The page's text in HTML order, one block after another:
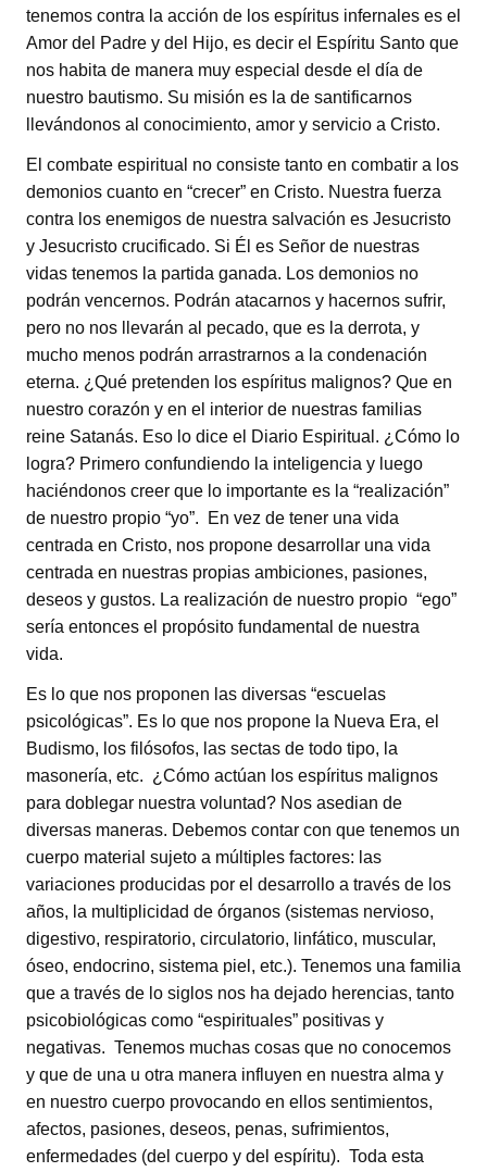
tenemos contra la acción de los espíritus infernales es el
Amor del Padre y del Hijo, es decir el Espíritu Santo que
nos habita de manera muy especial desde el día de
nuestro bautismo. Su misión es la de santificarnos
llevándonos al conocimiento, amor y servicio a Cristo.
El combate espiritual no consiste tanto en combatir a los
demonios cuanto en “crecer” en Cristo. Nuestra fuerza
contra los enemigos de nuestra salvación es Jesucristo
y Jesucristo crucificado. Si Él es Señor de nuestras
vidas tenemos la partida ganada. Los demonios no
podrán vencernos. Podrán atacarnos y hacernos sufrir,
pero no nos llevarán al pecado, que es la derrota, y
mucho menos podrán arrastrarnos a la condenación
eterna. ¿Qué pretenden los espíritus malignos? Que en
nuestro corazón y en el interior de nuestras familias
reine Satanás. Eso lo dice el Diario Espiritual. ¿Cómo lo
logra? Primero confundiendo la inteligencia y luego
haciéndonos creer que lo importante es la “realización”
de nuestro propio “yo”. En vez de tener una vida
centrada en Cristo, nos propone desarrollar una vida
centrada en nuestras propias ambiciones, pasiones,
deseos y gustos. La realización de nuestro propio “ego”
sería entonces el propósito fundamental de nuestra
vida.
Es lo que nos proponen las diversas “escuelas
psicológicas”. Es lo que nos propone la Nueva Era, el
Budismo, los filósofos, las sectas de todo tipo, la
masonería, etc. ¿Cómo actúan los espíritus malignos
para doblegar nuestra voluntad? Nos asedian de
diversas maneras. Debemos contar con que tenemos un
cuerpo material sujeto a múltiples factores: las
variaciones producidas por el desarrollo a través de los
años, la multiplicidad de órganos (sistemas nervioso,
digestivo, respiratorio, circulatorio, linfático, muscular,
óseo, endocrino, sistema piel, etc.). Tenemos una familia
que a través de lo siglos nos ha dejado herencias, tanto
psicobiológicas como “espirituales” positivas y
negativas. Tenemos muchas cosas que no conocemos
y que de una u otra manera influyen en nuestra alma y
en nuestro cuerpo provocando en ellos sentimientos,
afectos, pasiones, deseos, penas, sufrimientos,
enfermedades (del cuerpo y del espíritu). Toda esta